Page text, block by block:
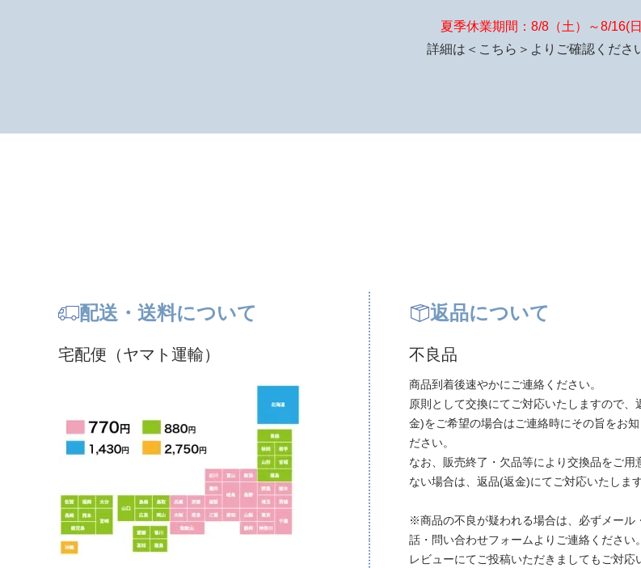
夏季休業期間：8/8（土）～8/16(
詳細は ＜こちら＞ よりご確認くださ
配送・送料について
宅配便（ヤマト運輸）
返品について
不良品
商品到着後速やかにご連絡ください。
原則として交換にてご対応いたしますので、
金)をご希望の場合はご連絡時にその旨をお知
ださい。
なお、販売終了・欠品等により交換品をご用
ない場合は、返品(返金)にてご対応いたします
※商品の不良が疑われる場合は、必ずメール
話・問い合わせフォームよりご連絡ください。
レビューにてご投稿いただきましてもご対応